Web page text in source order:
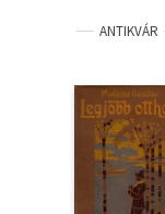
ANTIKVÁR